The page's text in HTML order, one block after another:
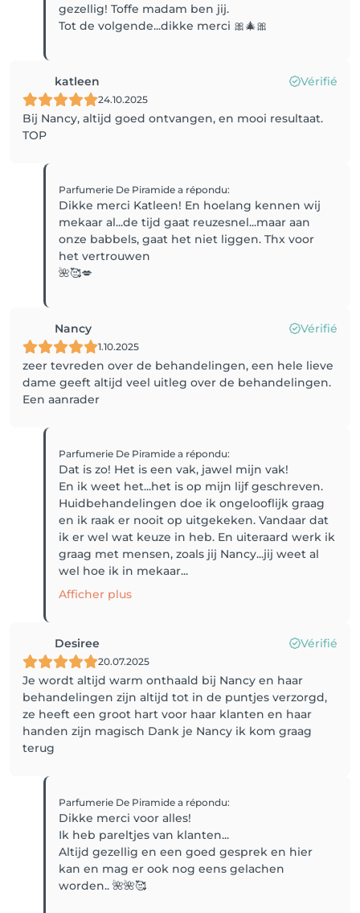
gezellig! Toffe madam ben jij.
Tot de volgende...dikke merci 🎀🎄🎀
katleen Vérifié
24.10.2025
Bij Nancy, altijd goed ontvangen, en mooi resultaat.
TOP
Parfumerie De Piramidea répondu:
Dikke merci Katleen! En hoelang kennen wij
mekaar al...de tijd gaat reuzesnel...maar aan
onze babbels, gaat het niet liggen. Thx voor
het vertrouwen
🌺🥰💋
Nancy Vérifié
1.10.2025
zeer tevreden over de behandelingen, een hele lieve
dame geeft altijd veel uitleg over de behandelingen.
Een aanrader
Parfumerie De Piramidea répondu:
Dat is zo! Het is een vak, jawel mijn vak!
En ik weet het...het is op mijn lijf geschreven.
Huidbehandelingen doe ik ongelooflijk graag
en ik raak er nooit op uitgekeken. Vandaar dat
ik er wel wat keuze in heb. En uiteraard werk ik
graag met mensen, zoals jij Nancy...jij weet al
wel hoe ik in mekaar...
Afficher plus
Desiree Vérifié
20.07.2025
Je wordt altijd warm onthaald bij Nancy en haar
behandelingen zijn altijd tot in de puntjes verzorgd,
ze heeft een groot hart voor haar klanten en haar
handen zijn magisch Dank je Nancy ik kom graag
terug
Parfumerie De Piramidea répondu:
Dikke merci voor alles!
Ik heb pareltjes van klanten...
Altijd gezellig en een goed gesprek en hier
kan en mag er ook nog eens gelachen
worden.. 🌺🌺🥰